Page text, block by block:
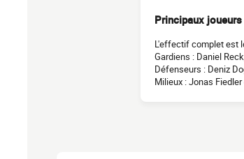
Principaux joueurs
L'effectif complet est
Gardiens : Daniel
Défenseurs : Deniz
Milieux : Jonas